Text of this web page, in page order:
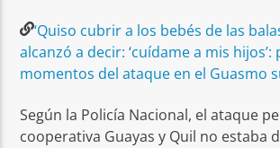
‘Quiso cubrir a los bebés de las
alcanzó a decir: ‘cuídame a mis
momentos del ataque en el Guasmo
Según la Policía Nacional, el ataque
cooperativa Guayas y Quil no estaba